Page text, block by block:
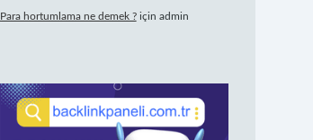
Para hortumlama ne demek ?için admin